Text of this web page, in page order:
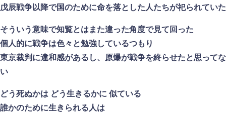
戊辰戦争以降で国のために命を落とした人たちが祀られていた
そういう意味で知覧とはまた違った角度で見て回った
個人的に戦争は色々と勉強しているつもり
東京裁判に違和感があるし、原爆が戦争を終らせたと思ってな
い
どう死ぬかは どう生きるかに 似ている
誰かのために生きられる人は